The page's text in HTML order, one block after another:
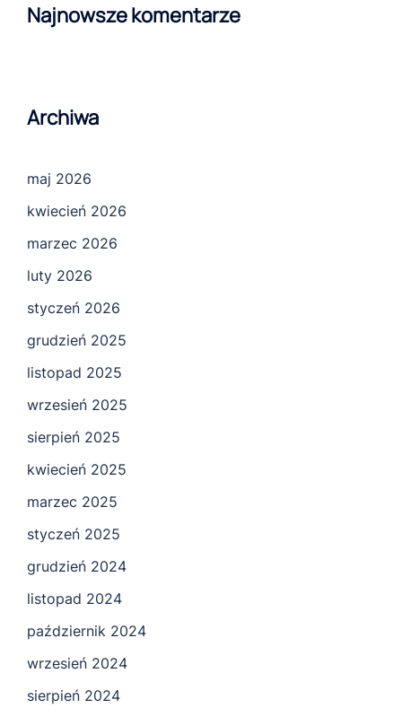
Najnowsze komentarze
Archiwa
maj 2026
kwiecień 2026
marzec 2026
luty 2026
styczeń 2026
grudzień 2025
listopad 2025
wrzesień 2025
sierpień 2025
kwiecień 2025
marzec 2025
styczeń 2025
grudzień 2024
listopad 2024
październik 2024
wrzesień 2024
sierpień 2024